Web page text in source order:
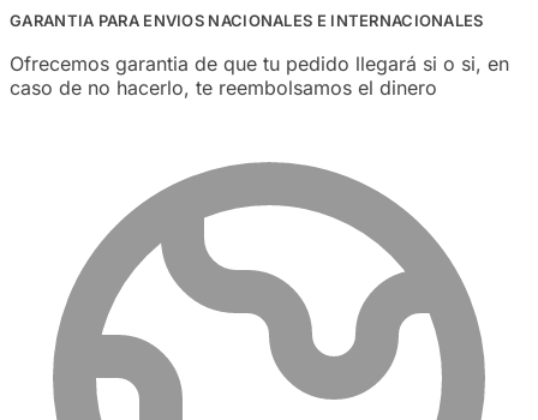
GARANTIA PARA ENVIOS NACIONALES E INTERNACIONALES
Ofrecemos garantia de que tu pedido llegará si o si, en
caso de no hacerlo, te reembolsamos el dinero